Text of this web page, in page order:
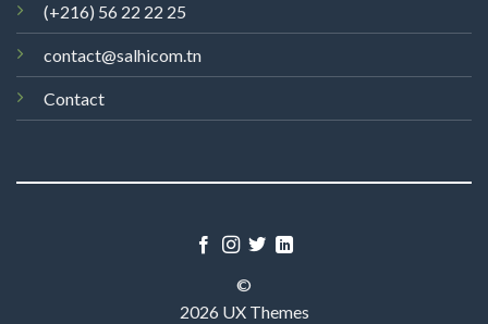
(+216) 56 22 22 25
contact@salhicom.tn
Contact
©
2026 UX Themes